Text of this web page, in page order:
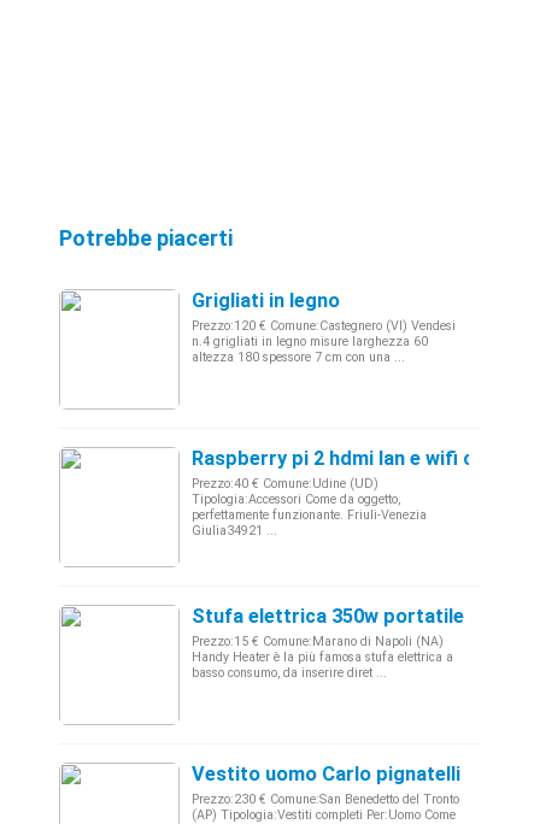
Potrebbe piacerti
Grigliati in legno
Prezzo:120 € Comune:Castegnero (VI) Vendesi
n.4 grigliati in legno misure larghezza 60
altezza 180 spessore 7 cm con una ...
Raspberry pi 2 hdmi lan e wifi con
Prezzo:40 € Comune:Udine (UD)
Tipologia:Accessori Come da oggetto,
perfettamente funzionante. Friuli-Venezia
Giulia34921 ...
Stufa elettrica 350w portatile spina
Prezzo:15 € Comune:Marano di Napoli (NA)
Handy Heater è la più famosa stufa elettrica a
basso consumo, da inserire diret ...
Vestito uomo Carlo pignatelli
Prezzo:230 € Comune:San Benedetto del Tronto
(AP) Tipologia:Vestiti completi Per:Uomo Come